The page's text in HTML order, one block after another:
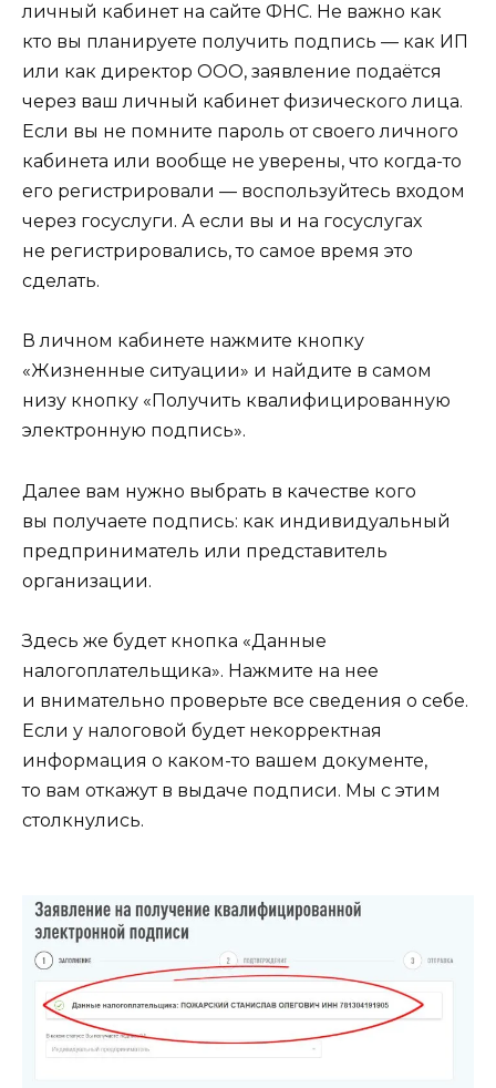
личный кабинет на сайте ФНС. Не важно как
кто вы планируете получить подпись — как ИП
или как директор ООО, заявление подаётся
через ваш личный кабинет физического лица.
Если вы не помните пароль от своего личного
кабинета или вообще не уверены, что когда-то
его регистрировали — воспользуйтесь входом
через госуслуги. А если вы и на госуслугах
не регистрировались, то самое время это
сделать.
В личном кабинете нажмите кнопку
«Жизненные ситуации» и найдите в самом
низу кнопку «Получить квалифицированную
электронную подпись».
Далее вам нужно выбрать в качестве кого
вы получаете подпись: как индивидуальный
предприниматель или представитель
организации.
Здесь же будет кнопка «Данные
налогоплательщика». Нажмите на нее
и внимательно проверьте все сведения о себе.
Если у налоговой будет некорректная
информация о каком-то вашем документе,
то вам откажут в выдаче подписи. Мы с этим
столкнулись.